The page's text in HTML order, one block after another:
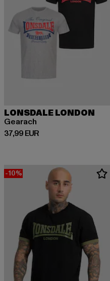
LONSDALE LONDON
Gearach
37,99 EUR
Prix courant: 37,99 EUR
-10%